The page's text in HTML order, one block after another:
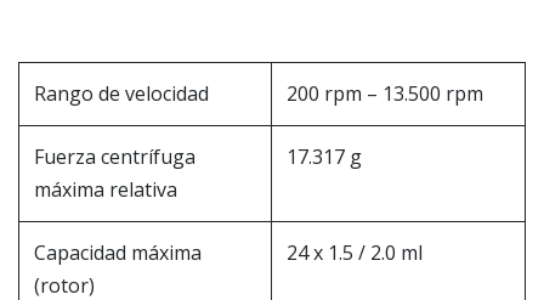
Rango de velocidad 200 rpm – 13.500 rpm
Fuerza centrífuga
máxima relativa
17.317 g
Capacidad máxima
(rotor)
24 x 1.5 / 2.0 ml